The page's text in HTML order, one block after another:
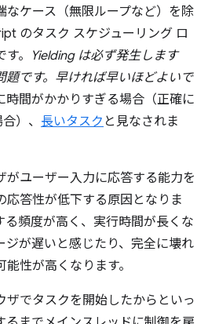
なケース（無限ループなど）を除
のタスク スケジューリング ロ
。
Yielding は必ず発生します
題です。早ければ早いほどよいで
時間がかかりすぎる場合（正確に
）、 長いタスク と見なされま
がユーザー入力に応答する能力を
応答性が低下する原因となりま
る頻度が高く、実行時間が長くな
ジが遅いと感じたり、完全に壊れ
性が高くなります。
ザでタスクを開始したからといっ